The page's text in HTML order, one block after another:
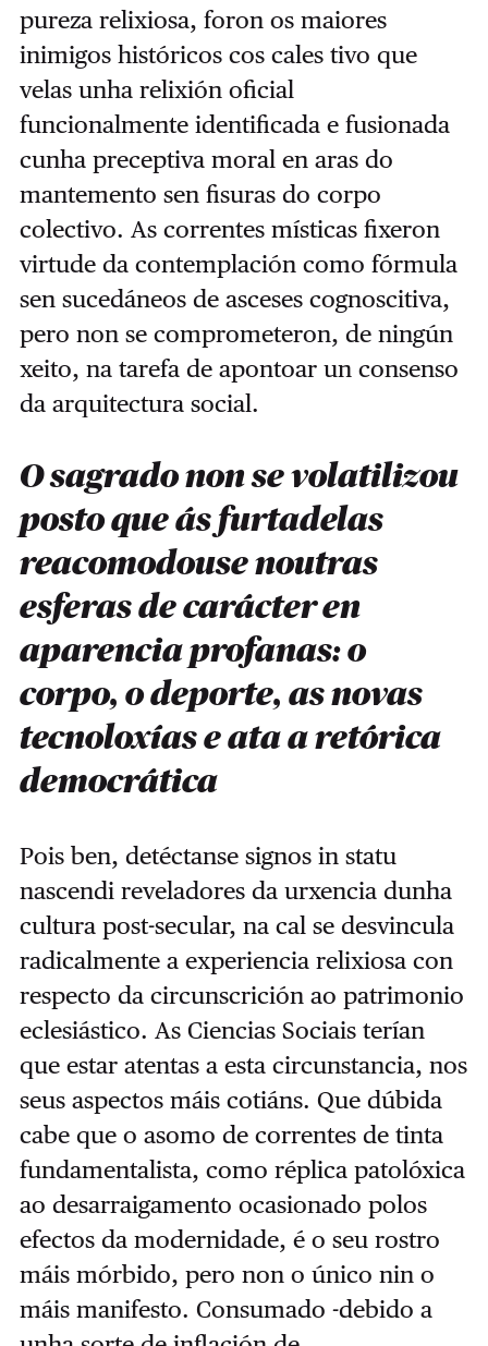
pureza relixiosa, foron os maiores
inimigos históricos cos cales tivo que
velas unha relixión oficial
funcionalmente identificada e fusionada
cunha preceptiva moral en aras do
mantemento sen fisuras do corpo
colectivo. As correntes místicas fixeron
virtude da contemplación como fórmula
sen sucedáneos de asceses cognoscitiva,
pero non se comprometeron, de ningún
xeito, na tarefa de apontoar un consenso
da arquitectura social.
O sagrado non se volatilizou
posto que ás furtadelas
reacomodouse noutras
esferas de carácter en
aparencia profanas: o
corpo, o deporte, as novas
tecnoloxías e ata a retórica
democrática
Pois ben, detéctanse signos in statu
nascendi reveladores da urxencia dunha
cultura post-secular, na cal se desvincula
radicalmente a experiencia relixiosa con
respecto da circunscrición ao patrimonio
eclesiástico. As Ciencias Sociais terían
que estar atentas a esta circunstancia, nos
seus aspectos máis cotiáns. Que dúbida
cabe que o asomo de correntes de tinta
fundamentalista, como réplica patolóxica
ao desarraigamento ocasionado polos
efectos da modernidade, é o seu rostro
máis mórbido, pero non o único nin o
máis manifesto. Consumado -debido a